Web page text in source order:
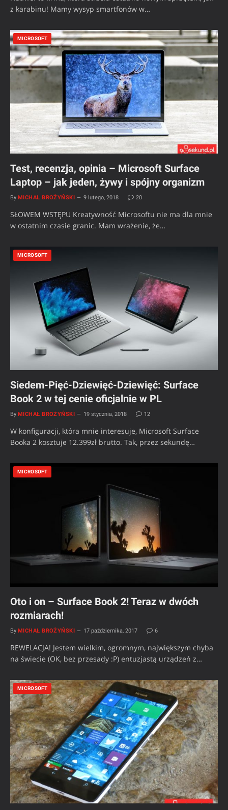
z karabinu! Mamy wysyp smartfonów w…
MICROSOFT
Test, recenzja, opinia – Microsoft Surface
Laptop – jak jeden, żywy i spójny organizm
By MICHAŁ BROŻYŃSKI 9 lutego, 2018 20
SŁOWEM WSTĘPU Kreatywność Microsoftu nie ma dla mnie
w ostatnim czasie granic. Mam wrażenie, że…
MICROSOFT
Siedem-Pięć-Dziewięć-Dziewięć: Surface
Book 2 w tej cenie oficjalnie w PL
By MICHAŁ BROŻYŃSKI 19 stycznia, 2018 12
W konfiguracji, która mnie interesuje, Microsoft Surface
Booka 2 kosztuje 12.399zł brutto. Tak, przez sekundę…
MICROSOFT
Oto i on – Surface Book 2! Teraz w dwóch
rozmiarach!
By MICHAŁ BROŻYŃSKI 17 października, 2017 6
REWELACJA! Jestem wielkim, ogromnym, największym chyba
na świecie (OK, bez przesady :P) entuzjastą urządzeń z…
MICROSOFT